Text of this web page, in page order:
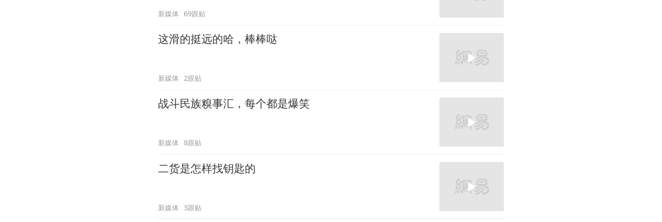
新媒体 69跟贴
这滑的挺远的哈，棒棒哒
新媒体 2跟贴
战斗民族糗事汇，每个都是爆笑
新媒体 8跟贴
二货是怎样找钥匙的
新媒体 3跟贴